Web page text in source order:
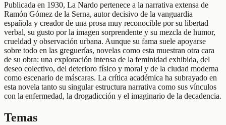
Publicada en 1930, La Nardo pertenece a la narrativa extensa de
Ramón Gómez de la Serna, autor decisivo de la vanguardia
española y creador de una prosa muy reconocible por su libertad
verbal, su gusto por la imagen sorprendente y su mezcla de humor,
crueldad y observación urbana. Aunque su fama suele apoyarse
sobre todo en las greguerías, novelas como esta muestran otra cara
de su obra: una exploración intensa de la feminidad exhibida, del
deseo colectivo, del deterioro físico y moral y de la ciudad moderna
como escenario de máscaras. La crítica académica ha subrayado en
esta novela tanto su singular estructura narrativa como sus vínculos
con la enfermedad, la drogadicción y el imaginario de la decadencia.
Temas